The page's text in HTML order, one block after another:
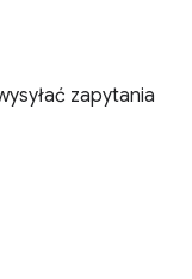
zapytania